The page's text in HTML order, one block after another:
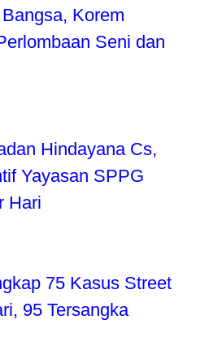
Korem
Seni dan
Hindayana Cs,
Yayasan SPPG
Hari
75 Kasus Street
95 Tersangka